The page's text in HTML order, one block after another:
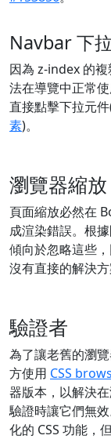
Navbar 下
因為 z-index 的複
法在導覽中正常
直接點擊下拉元
素)。
瀏覽器縮放
頁面縮放必然在
成渲染錯誤。根
傾向於忽略這些
沒有直接的解決方
驗證者
為了讓老舊的瀏
方使用 CSS
器版本，以解決
驗證時讓它們無
化的 CSS 功能，